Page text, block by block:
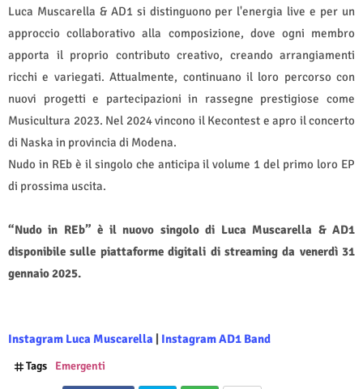
Luca Muscarella & AD1 si distinguono per l'energia live e per un
approccio collaborativo alla composizione, dove ogni membro
apporta il proprio contributo creativo, creando arrangiamenti
ricchi e variegati. Attualmente, continuano il loro percorso con
nuovi progetti e partecipazioni in rassegne prestigiose come
Musicultura 2023. Nel 2024 vincono il Kecontest e apro il concerto
di Naska in provincia di Modena.
Nudo in REb è il singolo che anticipa il volume 1 del primo loro EP
di prossima uscita.
“Nudo in REb” è il nuovo singolo di Luca Muscarella & AD1
disponibile sulle piattaforme digitali di streaming da venerdì 31
gennaio 2025.
Instagram Luca Muscarella | InstagramAD1 Band
Tags Emergenti